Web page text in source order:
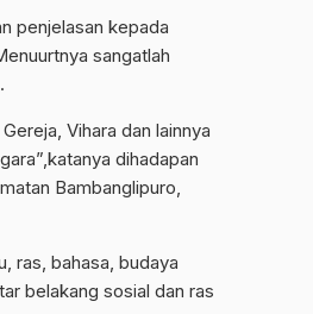
penjelasan kepada
sangatlah
Vihara dan lainnya
dihadapan
Bambanglipuro,
ras, bahasa, budaya
belakang sosial dan ras